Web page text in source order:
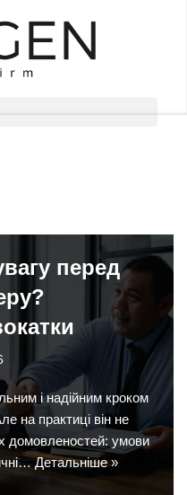
перед
і надійним кроком
на практиці він не
домовленостей: умови
Детальніше »